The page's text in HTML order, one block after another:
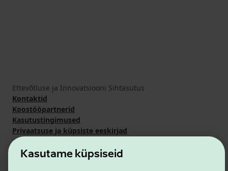
Kasutame küpsiseid
Ettevõtluse ja Innovatsiooni Sihtasutus
Kontaktid
Koostööpartnerid
Kasutustingimused
Privaatsuse ja küpsiste eeskirjad